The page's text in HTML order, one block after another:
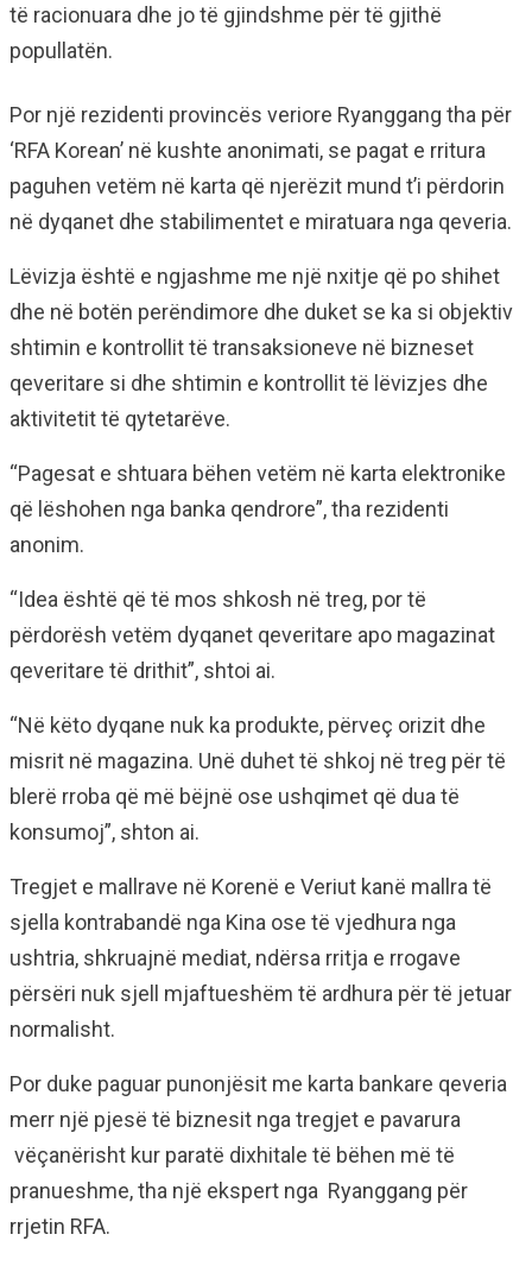
të racionuara dhe jo të gjindshme për të gjithë
popullatën.
Por një rezidenti provincës veriore Ryanggang tha për
‘RFA Korean’ në kushte anonimati, se pagat e rritura
paguhen vetëm në karta që njerëzit mund t’i përdorin
në dyqanet dhe stabilimentet e miratuara nga qeveria.
Lëvizja është e ngjashme me një nxitje që po shihet
dhe në botën perëndimore dhe duket se ka si objektiv
shtimin e kontrollit të transaksioneve në bizneset
qeveritare si dhe shtimin e kontrollit të lëvizjes dhe
aktivitetit të qytetarëve.
“Pagesat e shtuara bëhen vetëm në karta elektronike
që lëshohen nga banka qendrore”, tha rezidenti
anonim.
“Idea është që të mos shkosh në treg, por të
përdorësh vetëm dyqanet qeveritare apo magazinat
qeveritare të drithit”, shtoi ai.
“Në këto dyqane nuk ka produkte, përveç orizit dhe
misrit në magazina. Unë duhet të shkoj në treg për të
blerë rroba që më bëjnë ose ushqimet që dua të
konsumoj”, shton ai.
Tregjet e mallrave në Korenë e Veriut kanë mallra të
sjella kontrabandë nga Kina ose të vjedhura nga
ushtria, shkruajnë mediat, ndërsa rritja e rrogave
përsëri nuk sjell mjaftueshëm të ardhura për të jetuar
normalisht.
Por duke paguar punonjësit me karta bankare qeveria
merr një pjesë të biznesit nga tregjet e pavarura
vëçanërisht kur paratë dixhitale të bëhen më të
pranueshme, tha një ekspert nga Ryanggang për
rrjetin RFA.